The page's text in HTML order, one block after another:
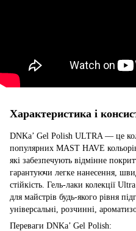
Характеристика і
DNKa’ Gel Polish ULTRA — це
популярних MAST HAVE
які забезпечують відмінне
гарантуючи легке нанесення,
стійкість. Гель-лаки колекції
для майстрів будь-якого рівня
універсальні, розчинні,
Переваги DNKa’ Gel Polish: